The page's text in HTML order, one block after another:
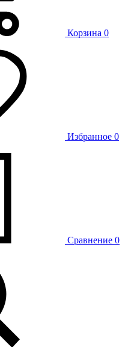
Корзина 0
Избранное 0
Сравнение 0